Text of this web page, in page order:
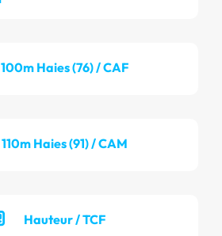
100m Haies (76) / CAF
110m Haies (91) / CAM
Hauteur / TCF